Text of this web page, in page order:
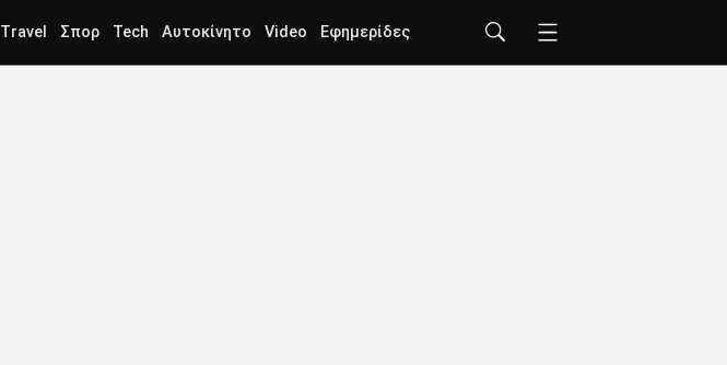
Travel Σπορ Tech Αυτοκίνητο Video Εφημερίδες